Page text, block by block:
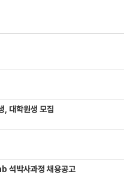
학원생 모집
박사과정 채용공고